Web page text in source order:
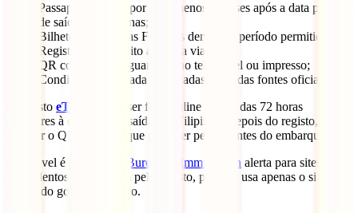
Passaporte válido por pelo menos 6 meses após a data prevista
de saída das Filipinas;
Bilhete de saída das Filipinas dentro do período permitido;
Registo eTravel feito antes da viagem;
QR code eTravel guardado no telemóvel ou impresso;
Condições de entrada atualizadas junto das fontes oficiais.
O registo eTravel
deve ser feito online dentro das 72 horas
anteriores à chegada ou saída das Filipinas. Depois do registo, deves
guardar o QR code, porque pode ser pedido antes do embarque.
O eTravel é gratuito. O
Bureau of Immigration alerta para sites
fraudulentos que cobram pelo registo, por isso usa apenas o site
oficial do governo filipino.